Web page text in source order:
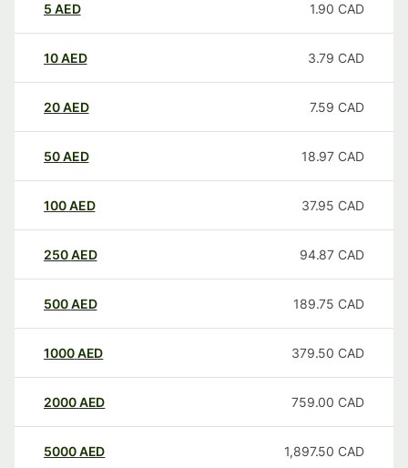
5 AED 1.90 CAD
10AED 3.79 CAD
20AED 7.59 CAD
50AED 18.97 CAD
100AED 37.95 CAD
250AED 94.87 CAD
500AED 189.75 CAD
1000AED 379.50 CAD
2000AED 759.00 CAD
5000AED 1,897.50 CAD